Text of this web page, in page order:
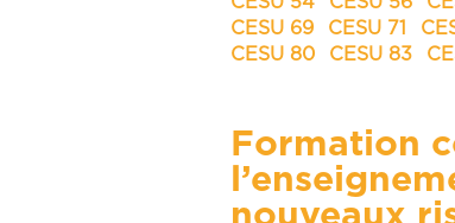
CESU 69
CESU 71
CESU 80
CESU 83
Formation